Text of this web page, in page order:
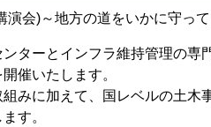
会)～地方の道をいかに守っ
ターとインフラ維持管理の専
催いたします。
みに加えて、国レベルの土木
す。